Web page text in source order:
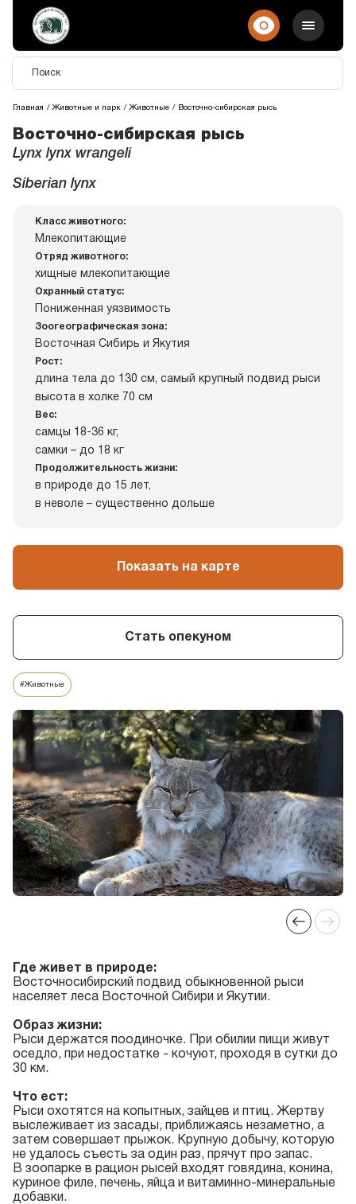
Главная Животные и парк Животные Восточно-сибирская рысь
Восточно-сибирская рысь
Lynx lynx wrangeli
Siberian lynx
Класс животного:
Млекопитающие
Отряд животного:
хищные млекопитающие
Охранный статус:
Пониженная уязвимость
Зоогеографическая зона:
Восточная Сибирь и Якутия
Рост:
длина тела до 130 см, самый крупный подвид рыси
высота в холке 70 см
Вес:
самцы 18-36 кг,
самки – до 18 кг
Продолжительность жизни:
в природе до 15 лет,
в неволе – существенно дольше
Показать на карте
Стать опекуном
#Животные
Где живет в природе:
Восточносибирский подвид обыкновенной рыси
населяет леса Восточной Сибири и Якутии.
Образ жизни:
Рыси держатся поодиночке. При обилии пищи живут
оседло, при недостатке - кочуют, проходя в сутки до
30 км.
Что ест:
Рыси охотятся на копытных, зайцев и птиц. Жертву
выслеживает из засады, приближаясь незаметно, а
затем совершает прыжок. Крупную добычу, которую
не удалось съесть за один раз, прячут про запас.
В зоопарке в рацион рысей входят говядина, конина,
куриное филе, печень, яйца и витаминно-минеральные
добавки.